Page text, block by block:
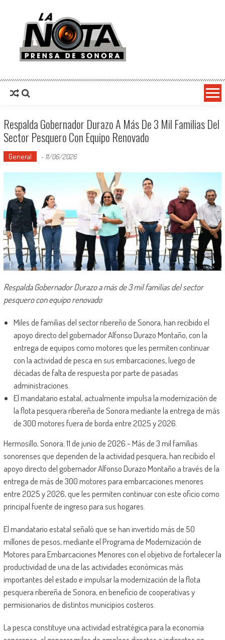
La Nota Prensa De Sonora
Respalda Gobernador Durazo A Más De 3 Mil Familias Del
Sector Pesquero Con Equipo Renovado
General - 11/06/2026
Respalda Gobernador Durazo a más de 3 mil familias del sector
pesquero con equipo renovado
Miles de familias del sector ribereño de Sonora, han recibido el
apoyo directo del gobernador Alfonso Durazo Montaño, con la
entrega de equipos como motores que les permiten continuar
con la actividad de pesca en sus embarcaciones, luego de
décadas de falta de respuesta por parte de pasadas
administraciones.
El mandatario estatal, actualmente impulsa la modernización de
la flota pesquera ribereña de Sonora mediante la entrega de más
de 300 motores fuera de borda entre 2025 y 2026.
Hermosillo, Sonora; 11 de junio de 2026.- Más de 3 mil familias
sonorenses que dependen de la actividad pesquera, han recibido el
apoyo directo del gobernador Alfonso Durazo Montaño a través de la
entrega de más de 300 motores para embarcaciones menores
entre 2025 y 2026, que les permiten continuar con este oficio como
principal fuente de ingreso para sus hogares.
El mandatario estatal señaló que se han invertido más de 50
millones de pesos, mediante el Programa de Modernización de
Motores para Embarcaciones Menores con el objetivo de fortalecer la
productividad de una de las actividades económicas más
importantes del estado e impulsar la modernización de la flota
pesquera ribereña de Sonora, en beneficio de cooperativas y
permisionarios de distintos municipios costeros.
La pesca constituye una actividad estratégica para la economía